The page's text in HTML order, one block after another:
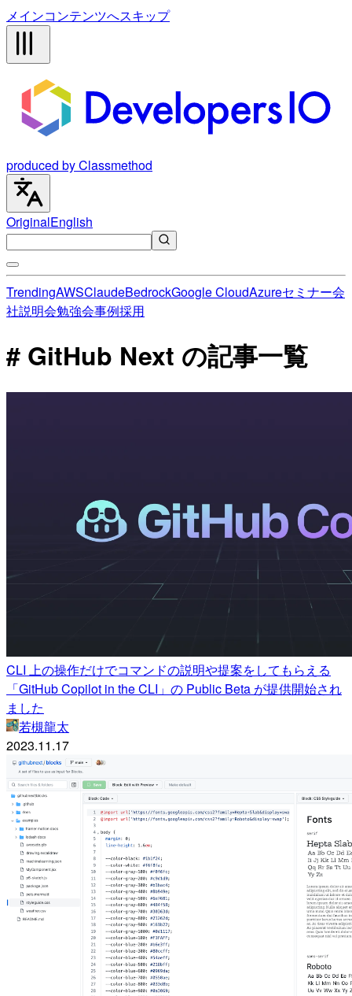
メインコンテンツへスキップ
produced by Classmethod
OriginalEnglish
TrendingAWSClaudeBedrockGoogle CloudAzureセミナー会
社説明会勉強会事例採用
# GitHub Next の記事一覧
CLI 上の操作だけでコマンドの説明や提案をしてもらえる
「GitHub Copilot in the CLI」の Public Beta が提供開始され
ました
若槻龍太
2023.11.17